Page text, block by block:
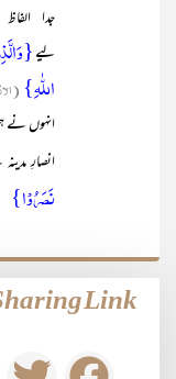
جدا
لیے
اللّٰہِ}
انہوں نے
انصارِ
نَصَرُوْا}
Link